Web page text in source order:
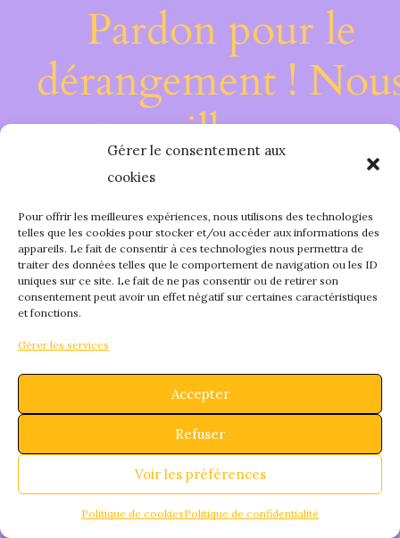
Gérer le consentement aux
cookies
Pour offrir les meilleures expériences, nous utilisons des technologies
telles que les cookies pour stocker et/ou accéder aux informations des
appareils. Le fait de consentir à ces technologies nous permettra de
traiter des données telles que le comportement de navigation ou les ID
uniques sur ce site. Le fait de ne pas consentir ou de retirer son
consentement peut avoir un effet négatif sur certaines caractéristiques
et fonctions.
Gérer les services
Accepter
Refuser
Voir les préférences
Politique de cookiesPolitique de confidentialité
Pardon pour le
dérangement !
travaillons sur
quelque chose de
fantastique –
bientôt !